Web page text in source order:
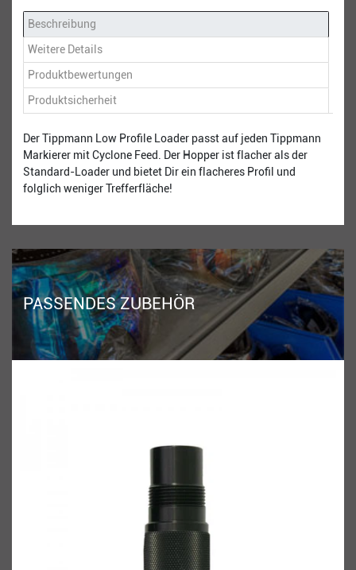
Beschreibung
Weitere Details
Produktbewertungen
Produktsicherheit
Der Tippmann Low Profile Loader passt auf jeden Tippmann
Markierer mit Cyclone Feed. Der Hopper ist flacher als der
Standard-Loader und bietet Dir ein flacheres Profil und
folglich weniger Trefferfläche!
PASSENDES ZUBEHÖR